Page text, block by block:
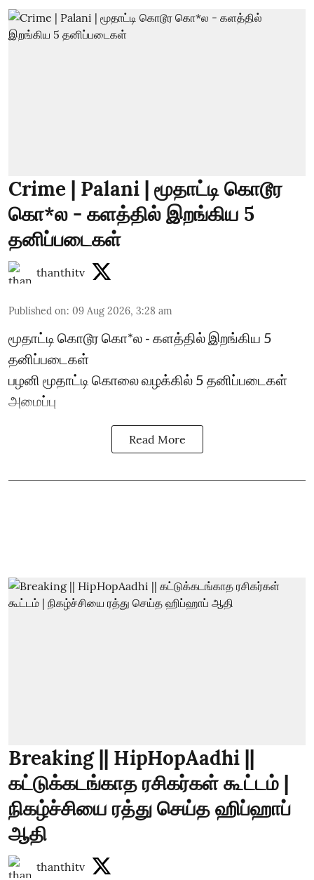
Crime | Palani | மூதாட்டி கொடூர
கொ*ல - களத்தில் இறங்கிய 5
தனிப்படைகள்
thanthitv
Published on: 09 Aug 2026, 3:28 am
மூதாட்டி கொடூர கொ*ல - களத்தில் இறங்கிய 5
தனிப்படைகள்
பழனி மூதாட்டி கொலை வழக்கில் 5 தனிப்படைகள்
அமைப்பு
Read More
Breaking || HipHopAadhi ||
கட்டுக்கடங்காத ரசிகர்கள் கூட்டம் |
நிகழ்ச்சியை ரத்து செய்த ஹிப்ஹாப்
ஆதி
thanthitv